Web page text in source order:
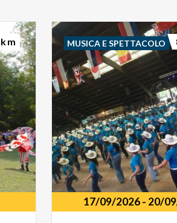
17/09/2026- 20/
MUSICA E SPETTACOLO